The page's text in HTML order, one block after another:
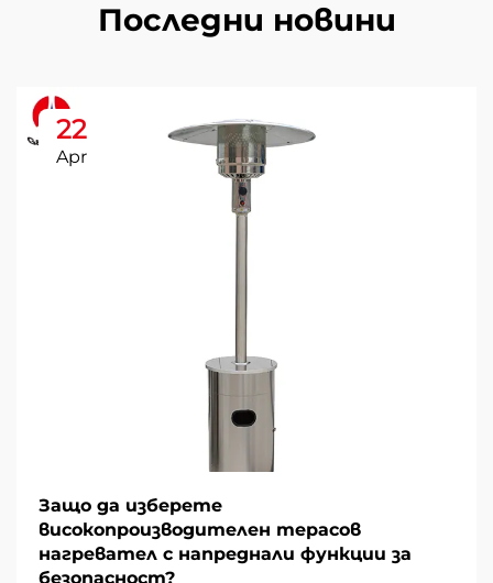
Последни новини
22
Apr
Защо да изберете
високопроизводителен терасов
нагревател с напреднали функции за
безопасност?